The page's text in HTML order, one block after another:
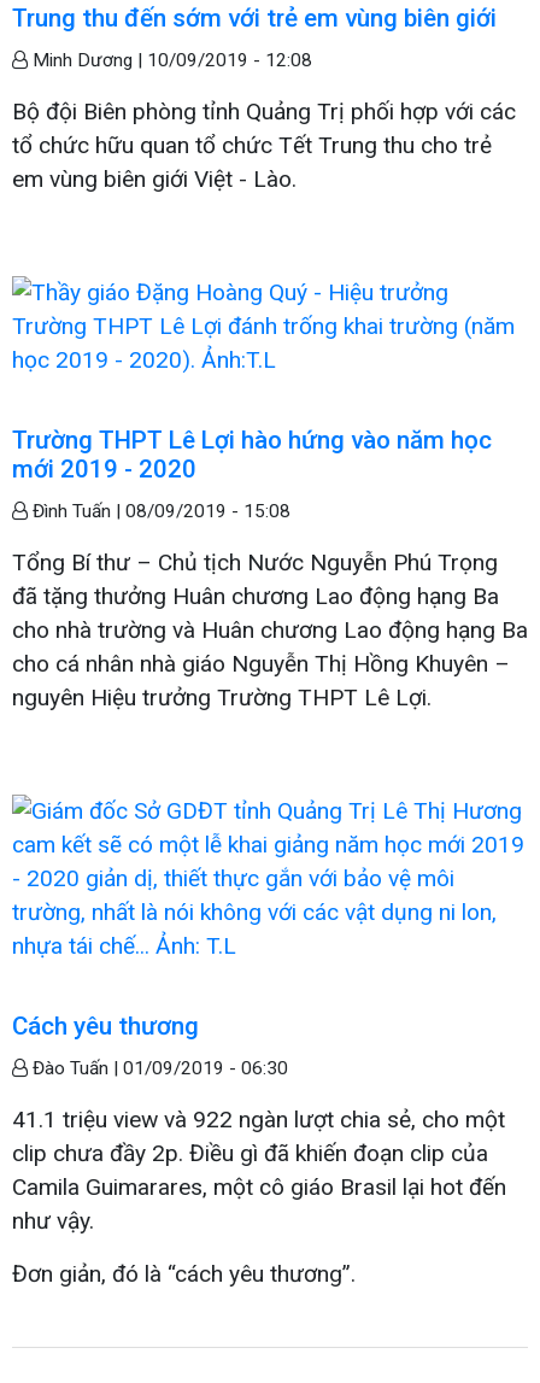
Trung thu đến sớm với trẻ em vùng biên giới
Minh Dương | 10/09/2019 - 12:08
Bộ đội Biên phòng tỉnh Quảng Trị phối hợp với các
tổ chức hữu quan tổ chức Tết Trung thu cho trẻ
em vùng biên giới Việt - Lào.
Trường THPT Lê Lợi hào hứng vào năm học
mới 2019 - 2020
Đình Tuấn | 08/09/2019 - 15:08
Tổng Bí thư – Chủ tịch Nước Nguyễn Phú Trọng
đã tặng thưởng Huân chương Lao động hạng Ba
cho nhà trường và Huân chương Lao động hạng Ba
cho cá nhân nhà giáo Nguyễn Thị Hồng Khuyên –
nguyên Hiệu trưởng Trường THPT Lê Lợi.
Cách yêu thương
Đào Tuấn | 01/09/2019 - 06:30
41.1 triệu view và 922 ngàn lượt chia sẻ, cho một
clip chưa đầy 2p. Điều gì đã khiến đoạn clip của
Camila Guimarares, một cô giáo Brasil lại hot đến
như vậy.
Đơn giản, đó là “cách yêu thương”.